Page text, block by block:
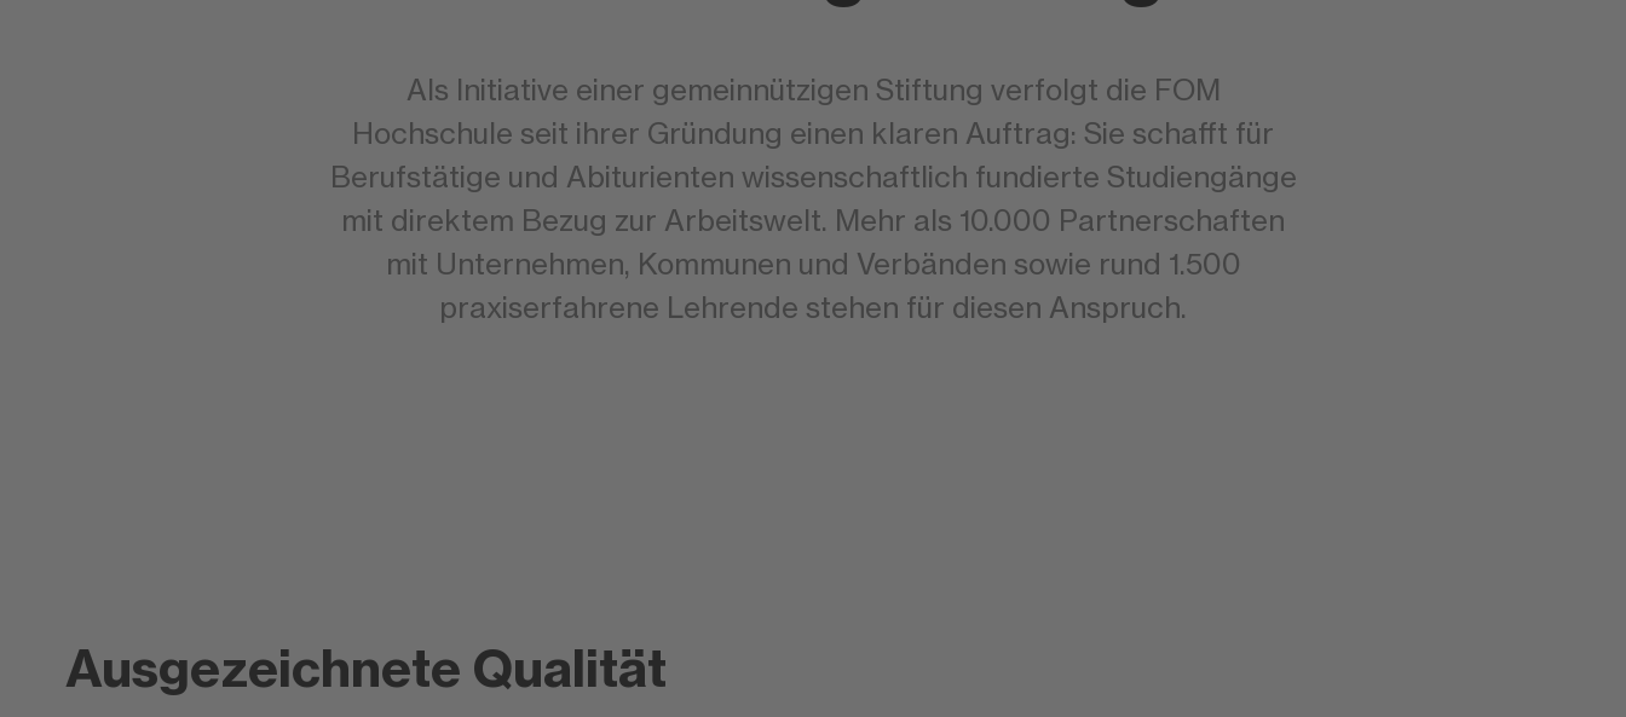
Als Initiative einer gemeinnützigen Stiftung verfolgt die FOM
Hochschule seit ihrer Gründung einen klaren Auftrag: Sie schafft für
Berufstätige und Abiturienten wissenschaftlich fundierte Studiengänge
mit direktem Bezug zur Arbeitswelt. Mehr als 10.000 Partnerschaften
mit Unternehmen, Kommunen und Verbänden sowie rund 1.500
praxiserfahrene Lehrende stehen für diesen Anspruch.
Ausgezeichnete Qualität